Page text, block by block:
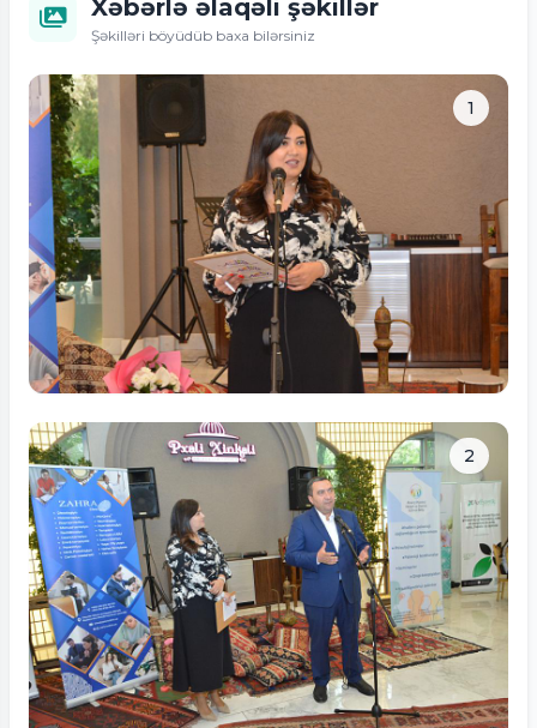
Xəbərlə əlaqəli şəkillər
Şəkilləri böyüdüb baxa bilərsiniz
1
Tam ölçüdə bax
2